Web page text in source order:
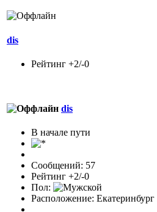
dis
Рейтинг +2/-0
dis
В начале пути
Сообщений: 57
Рейтинг +2/-0
Пол:
Расположение: Екатеринбург